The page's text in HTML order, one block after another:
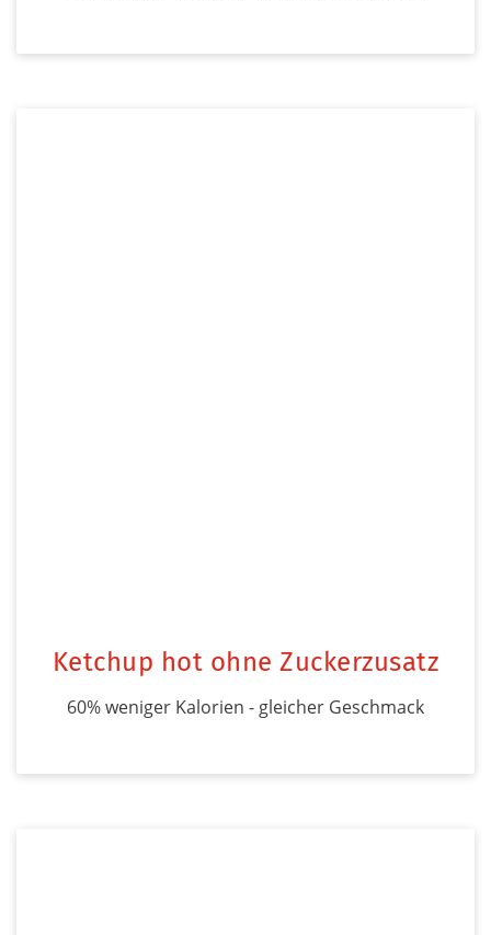
Ketchup hot ohne Zuckerzusatz
60% weniger Kalorien - gleicher Geschmack